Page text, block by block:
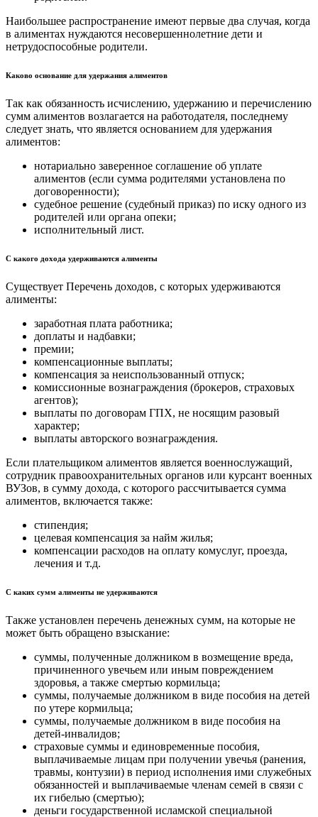
Наибольшее распространение имеют первые два случая, когда
в алиментах нуждаются несовершеннолетние дети и
нетрудоспособные родители.
Каково основание для удержания алиментов
Так как обязанность исчислению, удержанию и перечислению
сумм алиментов возлагается на работодателя, последнему
следует знать, что является основанием для удержания
алиментов:
нотариально заверенное соглашение об уплате
алиментов (если сумма родителями установлена по
договоренности);
судебное решение (судебный приказ) по иску одного из
родителей или органа опеки;
исполнительный лист.
С какого дохода удерживаются алименты
Существует Перечень доходов, с которых удерживаются
алименты:
заработная плата работника;
доплаты и надбавки;
премии;
компенсационные выплаты;
компенсация за неиспользованный отпуск;
комиссионные вознаграждения (брокеров, страховых
агентов);
выплаты по договорам ГПХ, не носящим разовый
характер;
выплаты авторского вознаграждения.
Если плательщиком алиментов является военнослужащий,
сотрудник правоохранительных органов или курсант военных
ВУЗов, в сумму дохода, с которого рассчитывается сумма
алиментов, включается также:
стипендия;
целевая компенсация за найм жилья;
компенсации расходов на оплату комуслуг, проезда,
лечения и т.д.
С каких сумм алименты не удерживаются
Также установлен перечень денежных сумм, на которые не
может быть обращено взыскание:
суммы, полученные должником в возмещение вреда,
причиненного увечьем или иным повреждением
здоровья, а также смертью кормильца;
суммы, получаемые должником в виде пособия на детей
по утере кормильца;
суммы, получаемые должником в виде пособия на
детей-инвалидов;
страховые суммы и единовременные пособия,
выплачиваемые лицам при получении увечья (ранения,
травмы, контузии) в период исполнения ими служебных
обязанностей и выплачиваемые членам семей в связи с
их гибелью (смертью);
деньги государственной исламской специальной